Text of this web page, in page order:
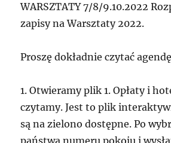
WARSZTATY 7/8/9.10.2022
zapisy na Warsztaty 2022.
Proszę dokładnie czytać
1. Otwieramy plik 1. Opłaty i
czytamy. Jest to plik
są na zielono dostępne. Po